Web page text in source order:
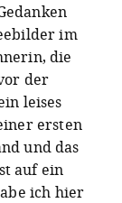
im
die
der
leises
ersten
und das
auf ein
ich hier